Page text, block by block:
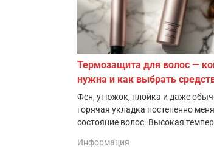
Термозащита для волос —
нужна и как выбрать
Фен, утюжок, плойка и даже
горячая укладка постепенно
состояние волос. Высокая
Информация